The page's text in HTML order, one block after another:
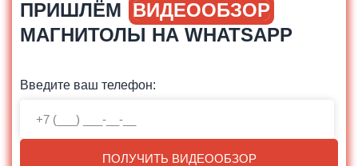
ПРИШЛЁМ ВИДЕООБЗОР
МАГНИТОЛЫ НА WHATSAPP
Введите ваш телефон:
ПОЛУЧИТЬ ВИДЕООБЗОР